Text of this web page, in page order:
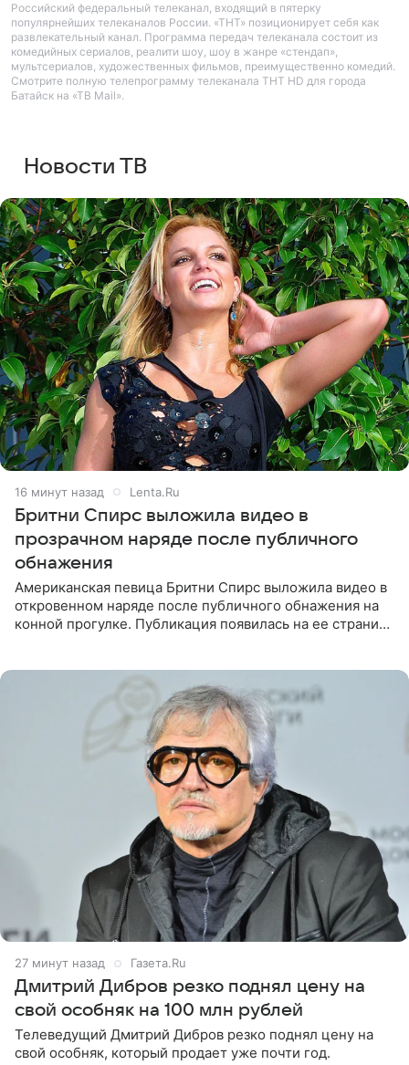
Российский федеральный телеканал, входящий в пятерку
популярнейших телеканалов России. «ТНТ» позиционирует себя как
развлекательный канал. Программа передач телеканала состоит из
комедийных сериалов, реалити шоу, шоу в жанре «стендап»,
мультсериалов, художественных фильмов, преимущественно комедий.
Смотрите полную телепрограмму телеканала ТНТ HD для города
Батайск на «ТВ Mail».
Новости ТВ
16 минут назад Lenta.Ru
Бритни Спирс выложила видео в
прозрачном наряде после публичного
обнажения
Американская певица Бритни Спирс выложила видео в
откровенном наряде после публичного обнажения на
конной прогулке. Публикация появилась на ее странице
27 минут назад Газета.Ru
Дмитрий Дибров резко поднял цену на
свой особняк на 100 млн рублей
Телеведущий Дмитрий Дибров резко поднял цену на
свой особняк, который продает уже почти год.